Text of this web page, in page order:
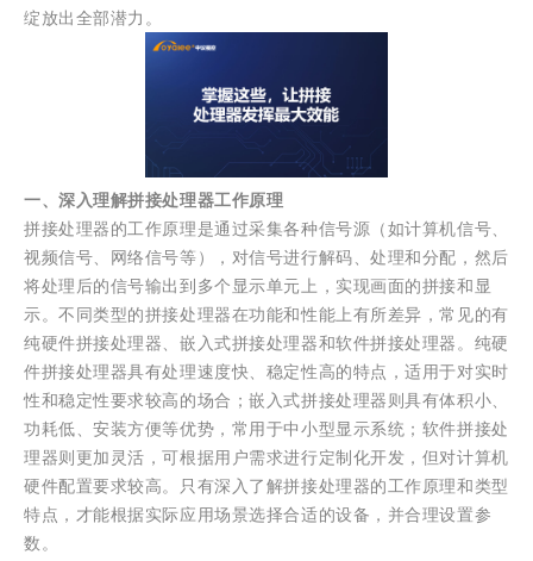
绽放出全部潜力。
一、深入理解拼接处理器工作原理
拼接处理器的工作原理是通过采集各种信号源（如计算机信号、
视频信号、网络信号等），对信号进行解码、处理和分配，然后
将处理后的信号输出到多个显示单元上，实现画面的拼接和显
示。不同类型的拼接处理器在功能和性能上有所差异，常见的有
纯硬件拼接处理器、嵌入式拼接处理器和软件拼接处理器。纯硬
件拼接处理器具有处理速度快、稳定性高的特点，适用于对实时
性和稳定性要求较高的场合；嵌入式拼接处理器则具有体积小、
功耗低、安装方便等优势，常用于中小型显示系统；软件拼接处
理器则更加灵活，可根据用户需求进行定制化开发，但对计算机
硬件配置要求较高。只有深入了解拼接处理器的工作原理和类型
特点，才能根据实际应用场景选择合适的设备，并合理设置参
数。